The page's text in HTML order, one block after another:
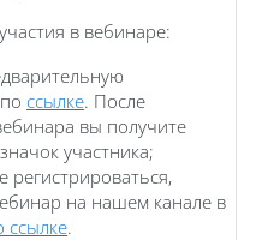
в вебинаре:
ссылке. После
вы получите
участника;
регистрироваться,
на нашем канале в
ссылке.